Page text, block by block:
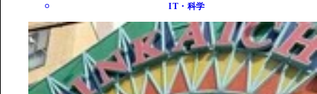
IT・科学